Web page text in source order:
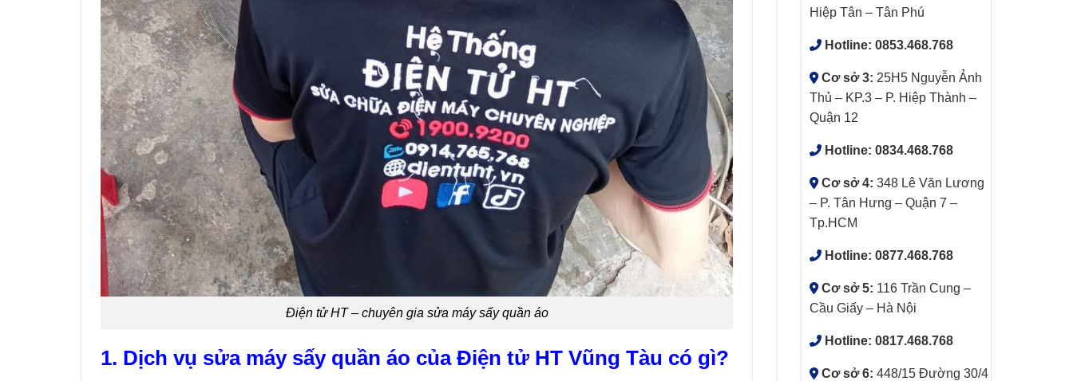
Điện tử HT – chuyên gia sửa máy sấy quần áo
1. Dịch vụ sửa máy sấy quần áo của Điện tử HT Vũng Tàu có gì?
Hiệp Tân – Tân Phú
Hotline: 0853.468.768
Cơ sở 3: 25H5 Nguyễn Ảnh
Thủ – KP.3 – P. Hiệp Thành –
Quận 12
Hotline: 0834.468.768
Cơ sở 4: 348 Lê Văn Lương
– P. Tân Hưng – Quận 7 –
Tp.HCM
Hotline: 0877.468.768
Cơ sở 5: 116 Trần Cung –
Cầu Giấy – Hà Nội
Hotline: 0817.468.768
Cơ sở 6: 448/15 Đường 30/4